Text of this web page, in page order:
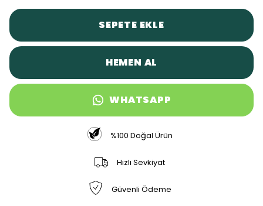
SEPETE EKLE
HEMEN AL
WHATSAPP
%100 Doğal Ürün
Hızlı Sevkiyat
Güvenli Ödeme